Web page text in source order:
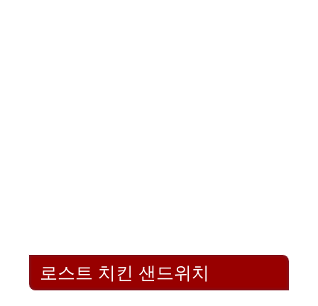
로스트 치킨 샌드위치